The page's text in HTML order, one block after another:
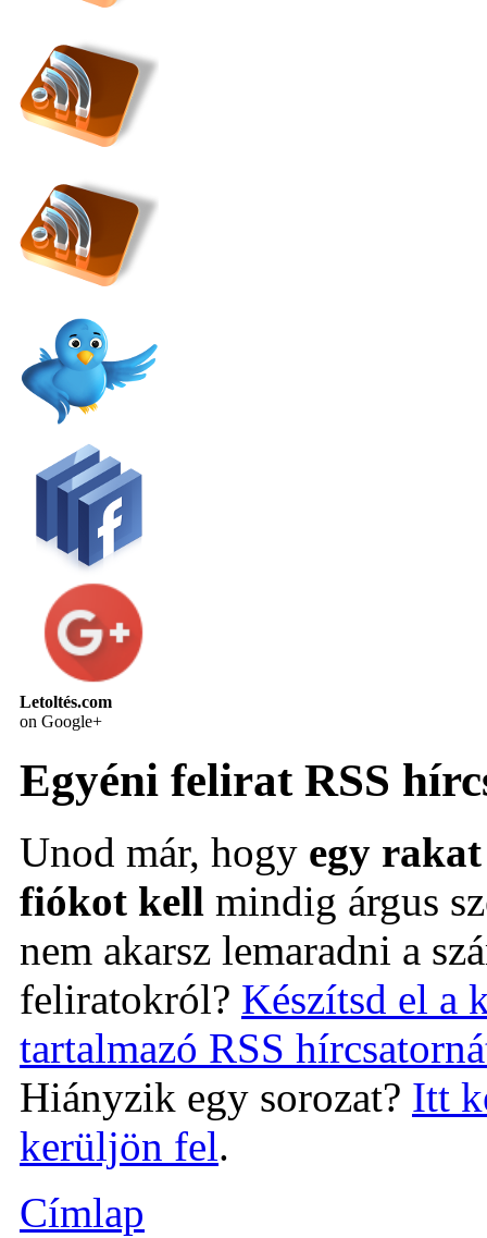
Letoltés.com
on Google+
Egyéni felirat RSS
Unod már, hogy egy
fiókot kell mindig árgus
nem akarsz lemaradni a
feliratokról? Készítsd el a
tartalmazó RSS
Hiányzik egy sorozat? Itt
kerüljön fel.
Címlap